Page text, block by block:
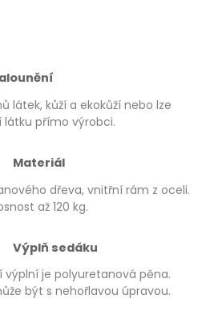
látek, kůží a ekokůží nebo lze
látku přímo výrobci.
Materiál
dřeva, vnitřní rám z oceli.
až 120 kg.
Výplň sedáku
výplní je polyuretanová pěna.
být s nehořlavou úpravou.